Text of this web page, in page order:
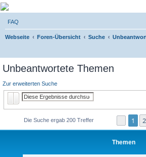
Micro Magic Forum
Deutschland
FAQ
Webseite Foren-Übersicht Suche
Unbeantwortete Themen
Zur erweiterten Suche
Suche
Erweiterte Suche
Die Suche ergab 200 Treffer Seite 1
1 2
Themen